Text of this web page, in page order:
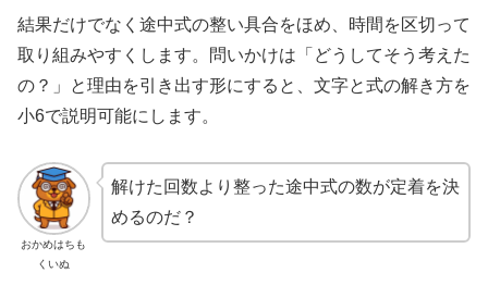
結果だけでなく途中式の整い具合をほめ、時間を区切って
取り組みやすくします。問いかけは「どうしてそう考えた
の？」と理由を引き出す形にすると、文字と式の解き方を
小6で説明可能にします。
おかめはちも
くいぬ
解けた回数より整った途中式の数が定着を決
めるのだ？